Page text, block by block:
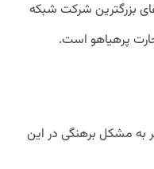
بزرگترین شرکت شبکه
پرهیاهو است.
مشکل برهنگی در این